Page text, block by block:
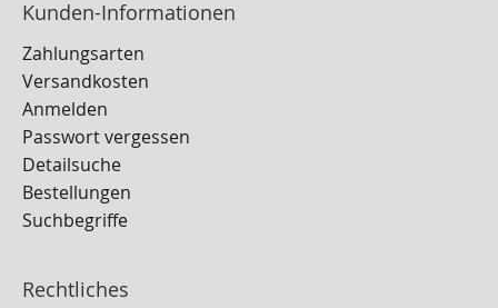
Kunden-Informationen
Zahlungsarten
Versandkosten
Anmelden
Passwort vergessen
Detailsuche
Bestellungen
Suchbegriffe
Rechtliches